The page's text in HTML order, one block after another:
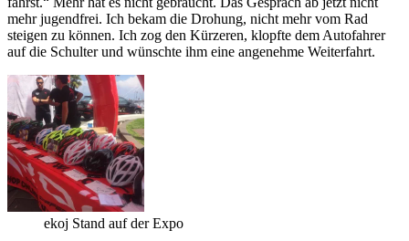
mehr jugendfrei. Ich bekam die Drohung, nicht mehr vom Rad
steigen zu können. Ich zog den Kürzeren, klopfte dem Autofahrer
auf die Schulter und wünschte ihm eine angenehme Weiterfahrt.
ekoj Stand auf der Expo